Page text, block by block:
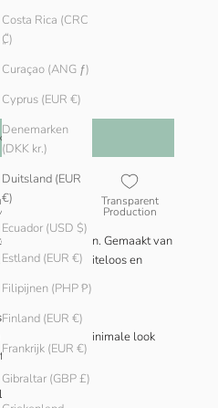
Costa Rica (CRC
₡)
Curaçao (ANG ƒ)
Cyprus (EUR €)
Denemarken
(DKK kr.)
Duitsland (EUR
€)
Ecuador (USD $)
Estland (EUR €)
Filipijnen (PHP ₱)
Finland (EUR €)
Frankrijk (EUR €)
Gibraltar (GBP £)
Transparent
Production
dalen. Gemaakt van
moeiteloos en
een strakke, minimale look
en layering